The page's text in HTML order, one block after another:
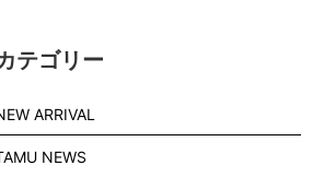
テゴリー
ARRIVAL
NEWS